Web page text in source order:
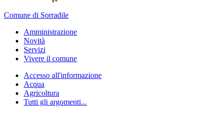
Comune di Sorradile
Amministrazione
Novità
Servizi
Vivere il comune
Accesso all'informazione
Acqua
Agricoltura
Tutti gli argomenti...